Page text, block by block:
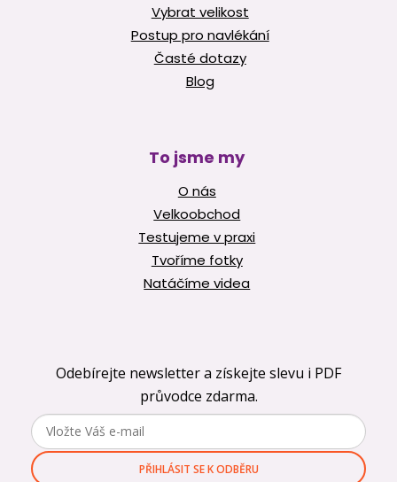
Vybrat velikost
Postup pro navlékání
Časté dotazy
Blog
To jsme my
O nás
Velkoobchod
Testujeme v praxi
Tvoříme fotky
Natáčíme videa
Odebírejte newsletter a získejte slevu i PDF
průvodce zdarma.
PŘIHLÁSIT SE K ODBĚRU